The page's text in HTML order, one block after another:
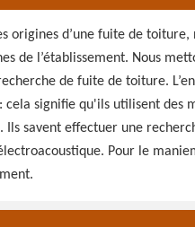
origines d’une fuite de
de l’établissement. Nous
de fuite de toiture.
cela signifie qu'ils utilisent des
Ils savent effectuer une
Pour le